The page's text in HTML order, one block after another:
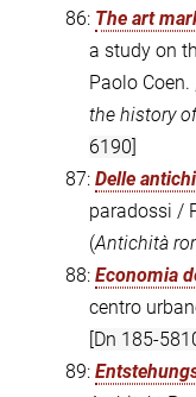
86: The art
a study on
Paolo Coen.
the history
6190]
87: Delle
paradossi /
(Antichità
88: Economia
centro
[Dn 185-
89: